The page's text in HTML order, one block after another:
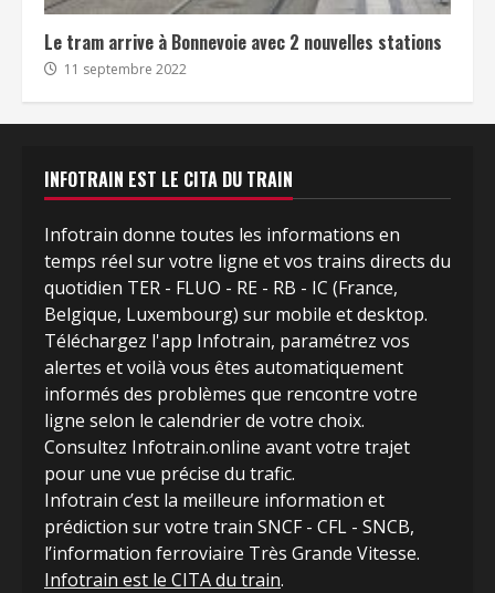
Le tram arrive à Bonnevoie avec 2 nouvelles stations
11 septembre 2022
INFOTRAIN EST LE CITA DU TRAIN
Infotrain donne toutes les informations en
temps réel sur votre ligne et vos trains directs du
quotidien TER - FLUO - RE - RB - IC (France,
Belgique, Luxembourg) sur mobile et desktop.
Téléchargez l'app Infotrain, paramétrez vos
alertes et voilà vous êtes automatiquement
informés des problèmes que rencontre votre
ligne selon le calendrier de votre choix.
Consultez Infotrain.online avant votre trajet
pour une vue précise du trafic.
Infotrain c’est la meilleure information et
prédiction sur votre train SNCF - CFL - SNCB,
l’information ferroviaire Très Grande Vitesse.
Infotrain est le CITA du train.